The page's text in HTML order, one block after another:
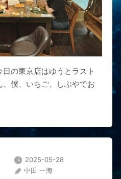
の東京店はゆうとラスト
僕、いちご、しぶやでお
2025-05-28
中田 一海